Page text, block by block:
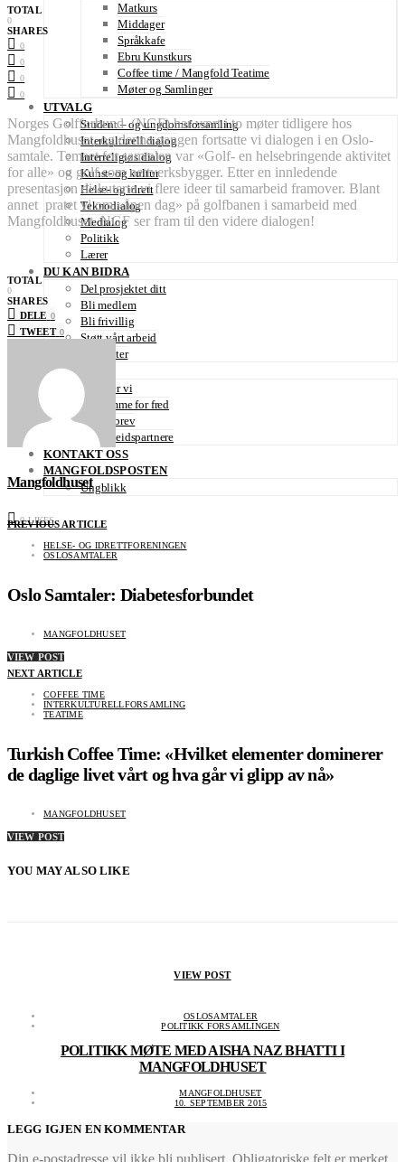
Matkurs
Middager
Språkkafe
Ebru Kunstkurs
Coffee time / Mangfold Teatime
Møter og Samlinger
UTVALG
Student – og ungdomsforsamling
Interkulturell dialog
Interreligiøs dialog
Kunst- og kultur
Helse- og idrett
Teknodialog
Medialog
Politikk
Lærer
DU KAN BIDRA
Del prosjektet ditt
Bli medlem
Bli frivillig
Støtt vårt arbeid
Prosjekter
OM OSS
Hvem er vi
En stemme for fred
Nyhetsbrev
Samarbeidspartnere
KONTAKT OSS
MANGFOLDSPOSTEN
Ungblikk
0 LIKES
TOTAL
0
SHARES
0
0
0
0
Norges Golfforbund (NGF) har vært i to møter tidligere hos
Mangfoldhuset, og denne gangen fortsatte vi dialogen i en Oslo-
samtale. Temaet for samtalen var «Golf- en helsebringende aktivitet
for alle» og golf som nettverksbygger. Etter en innledende
presentasjon diskuterte vi flere ideer til samarbeid framover. Blant
annet pratet vi om «åpen dag» på golfbanen i samarbeid med
Mangfoldhuset. NGF ser fram til den videre dialogen!
TOTAL
0
SHARES
DELE 0
TWEET 0
Mangfoldhuset
PREVIOUS ARTICLE
HELSE- OG IDRETTFORENINGEN
OSLOSAMTALER
Oslo Samtaler: Diabetesforbundet
MANGFOLDHUSET
VIEW POST
NEXT ARTICLE
COFFEE TIME
INTERKULTURELLFORSAMLING
TEATIME
Turkish Coffee Time: «Hvilket elementer dominerer
de daglige livet vårt og hva går vi glipp av nå»
MANGFOLDHUSET
VIEW POST
YOU MAY ALSO LIKE
VIEW POST
OSLOSAMTALER
POLITIKK FORSAMLINGEN
POLITIKK MØTE MED AISHA NAZ BHATTI I
MANGFOLDHUSET
MANGFOLDHUSET
10. SEPTEMBER 2015
LEGG IGJEN EN KOMMENTAR
Din e-postadresse vil ikke bli publisert. Obligatoriske felt er merket